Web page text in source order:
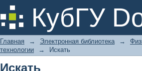
КубГУ
Искать
Главная → Электронная библиотека →
технологии
→ Искать
Искать